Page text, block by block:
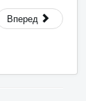
Вперед